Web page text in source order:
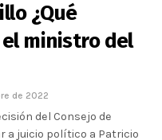
¿Qué
ministro del
de 2022
del Consejo de
a juicio político a Patricio